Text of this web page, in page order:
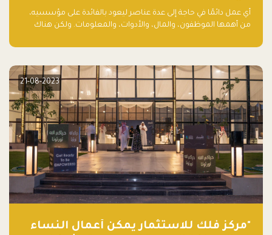
أي عمل دائمًا في حاجة إلى عدة عناصر ليعود بالفائدة على مؤسسيه،
من أهمها الموظفون، والمال، والأدوات، والمعلومات. ولكن هناك
أساسه ذلك العمل.
21-08-2023
"مركز فلك للاستثمار يمكّن أعمال النساء